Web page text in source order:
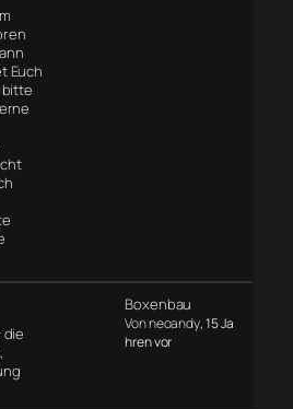
Euch
die
Boxenbau
Von neoandy, 15 Ja
hren vor